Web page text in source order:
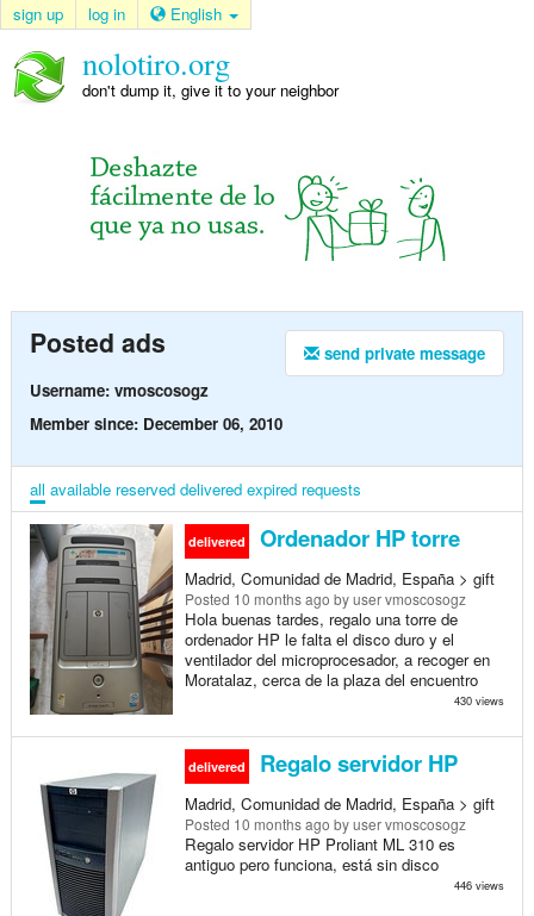
sign up log in English
nolotiro.org
don't dump it, give it to your neighbor
send private message
Posted ads
Username: vmoscosogz
Member since: December 06, 2010
all available reserved delivered expired requests
delivered Ordenador HP torre
Madrid, Comunidad de Madrid, España > gift
Posted 10 months ago by user vmoscosogz
Hola buenas tardes, regalo una torre de
ordenador HP le falta el disco duro y el
ventilador del microprocesador, a recoger en
Moratalaz, cerca de la plaza del encuentro
430 views
delivered Regalo servidor HP
Madrid, Comunidad de Madrid, España > gift
Posted 10 months ago by user vmoscosogz
Regalo servidor HP Proliant ML 310 es
antiguo pero funciona, está sin disco
446 views